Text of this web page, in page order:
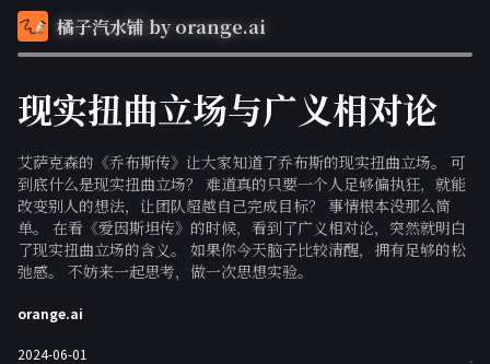
橘子汽水铺 by orange.ai
现实扭曲立场与广义相对论
艾萨克森的《乔布斯传》让大家知道了乔布斯的现实扭曲立场。 可
到底什么是现实扭曲立场？ 难道真的只要一个人足够偏执狂，就能
改变别人的想法，让团队超越自己完成目标？ 事情根本没那么简
单。 在看《爱因斯坦传》的时候，看到了广义相对论，突然就明白
了现实扭曲立场的含义。 如果你今天脑子比较清醒，拥有足够的松
弛感。 不妨来一起思考，做一次思想实验。
orange.ai
2024-06-01